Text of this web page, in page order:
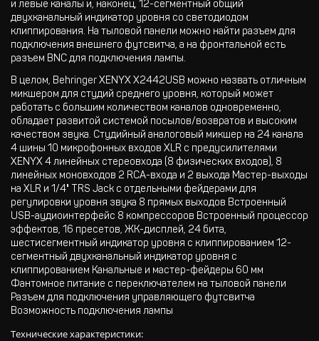
и левые каналы и, наконец, 12-сегментный общий
двухканальный индикатор уровня со светодиодом
клиппирования. На тыловой панели можно найти разъем для
подключения внешнего футсвитча, а на фронтальной есть
разъем BNC для подключения лампы.
В целом, Behringer XENYX X2442USB можно назвать отличным
микшером для студий среднего уровня, который может
работать с большим количеством каналов одновременно,
обладает развитой системой посылов/возвратов и высоким
качеством звука. Студийный аналоговый микшер на 24 канала
4 шины 10 микрофонных входов XLR с предусилителями
XENYX 4 линейных стереовхода (8 физических входов), 8
линейных моновходов 2 RCA-входа и 2 выхода Мастер-выходы
на XLR и 1/4" TRS Jack с отдельными фейдерами для
регулировки уровня звука 8 прямых выходов Встроенный
USB-аудиоинтерфейс 8 компрессоров Встроенный процессор
эффектов, 16 пресетов, ЖК-дисплей, 24 бита,
шестисегментный индикатор уровня с клиппированием 12-
сегментный двухканальный индикатор уровня с
клиппированием Канальные и мастер-фейдеры 60 мм
Фантомное питание с переключателем на тыловой панели
Разъем для подключения управляющего футсвитча
Возможность подключения лампы
Технические характеристики: